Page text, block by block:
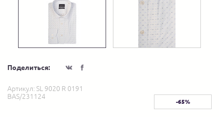
Поделиться:
Артикул: SL 9020 R 0191
BAS/231124
-65%